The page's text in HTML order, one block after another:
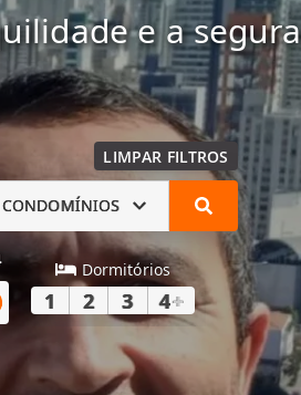
e a
LIMPAR FILTROS
CONDOMÍNIOS
Dormitórios
1 2 3 4+